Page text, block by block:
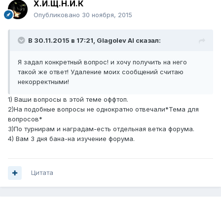
Х.И.Щ.Н.И.К
Опубликовано 30 ноября, 2015
В 30.11.2015 в 17:21, Glagolev AI сказал:
Я задал конкретный вопрос! и хочу получить на него
такой же ответ! Удаление моих сообщений считаю
некорректными!
1) Ваши вопросы в этой теме оффтоп.
2)На подобные вопросы не однократно отвечали*Тема для
вопросов*
3)По турнирам и наградам-есть отдельная ветка форума.
4) Вам 3 дня бана-на изучение форума.
Цитата